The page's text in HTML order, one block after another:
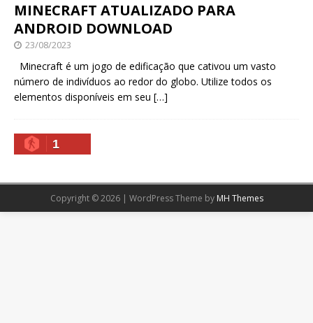
MINECRAFT ATUALIZADO PARA
ANDROID DOWNLOAD
23/08/2023
Minecraft é um jogo de edificação que cativou um vasto
número de indivíduos ao redor do globo. Utilize todos os
elementos disponíveis em seu […]
1
Copyright © 2026 | WordPress Theme by MH Themes